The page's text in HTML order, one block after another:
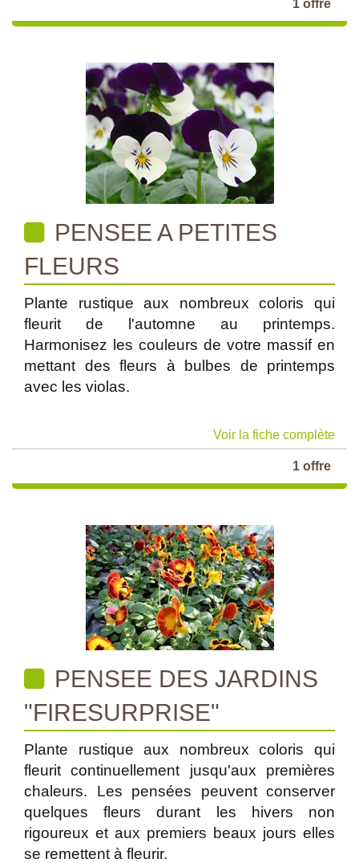
1 offre
PENSEE A PETITES
FLEURS
Plante rustique aux nombreux coloris qui
fleurit de l'automne au printemps.
Harmonisez les couleurs de votre massif en
mettant des fleurs à bulbes de printemps
avec les violas.
Voir la fiche complète
1 offre
PENSEE DES JARDINS
"FIRESURPRISE"
Plante rustique aux nombreux coloris qui
fleurit continuellement jusqu'aux premières
chaleurs. Les pensées peuvent conserver
quelques fleurs durant les hivers non
rigoureux et aux premiers beaux jours elles
se remettent à fleurir.